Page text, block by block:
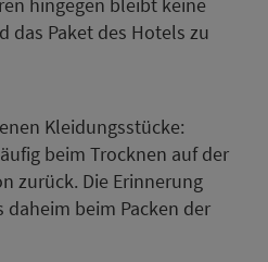
das Paket des Hotels zu
Kleidungsstücke:
beim Trocknen auf der
zurück. Die Erinnerung
beim Packen der